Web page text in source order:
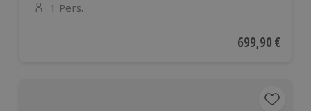
Anzahl der Teilnehmer
1 Pers.
Aktueller Preis
699,90 €